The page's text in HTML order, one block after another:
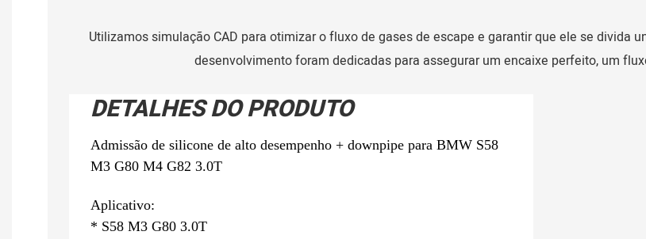
Utilizamos simulação CAD para otimizar o fluxo de gases de escape e garantir que ele se divida
desenvolvimento foram dedicadas para assegurar um encaixe perfeito, um
DETALHES DO PRODUTO
Admissão de silicone de alto desempenho + downpipe para BMW S58
M3 G80 M4 G82 3.0T
Aplicativo:
* S58 M3 G80 3.0T